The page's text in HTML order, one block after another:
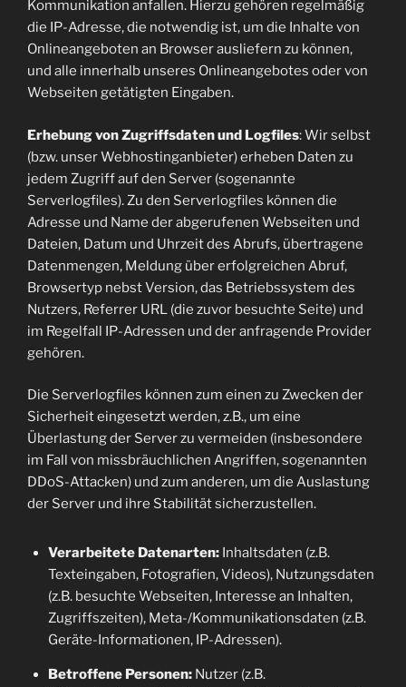
Kommunikation anfallen. Hierzu gehören regelmäßig
die IP-Adresse, die notwendig ist, um die Inhalte von
Onlineangeboten an Browser ausliefern zu können,
und alle innerhalb unseres Onlineangebotes oder von
Webseiten getätigten Eingaben.
Erhebung von Zugriffsdaten und Logfiles: Wir selbst
(bzw. unser Webhostinganbieter) erheben Daten zu
jedem Zugriff auf den Server (sogenannte
Serverlogfiles). Zu den Serverlogfiles können die
Adresse und Name der abgerufenen Webseiten und
Dateien, Datum und Uhrzeit des Abrufs, übertragene
Datenmengen, Meldung über erfolgreichen Abruf,
Browsertyp nebst Version, das Betriebssystem des
Nutzers, Referrer URL (die zuvor besuchte Seite) und
im Regelfall IP-Adressen und der anfragende Provider
gehören.
Die Serverlogfiles können zum einen zu Zwecken der
Sicherheit eingesetzt werden, z.B., um eine
Überlastung der Server zu vermeiden (insbesondere
im Fall von missbräuchlichen Angriffen, sogenannten
DDoS-Attacken) und zum anderen, um die Auslastung
der Server und ihre Stabilität sicherzustellen.
Verarbeitete Datenarten:Inhaltsdaten (z.B.
Texteingaben, Fotografien, Videos), Nutzungsdaten
(z.B. besuchte Webseiten, Interesse an Inhalten,
Zugriffszeiten), Meta-/Kommunikationsdaten (z.B.
Geräte-Informationen, IP-Adressen).
Betroffene Personen:Nutzer (z.B.